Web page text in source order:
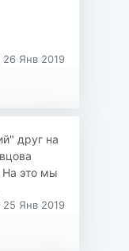
26 Янв 2019
друг на
На это мы
25 Янв 2019